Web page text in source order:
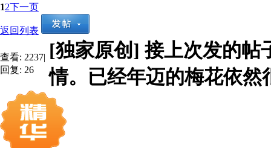
12下一页
返回列表
查看: 2237|
回复: 26
[独家原创]接上次发的帖
情。已经年迈的梅花依然